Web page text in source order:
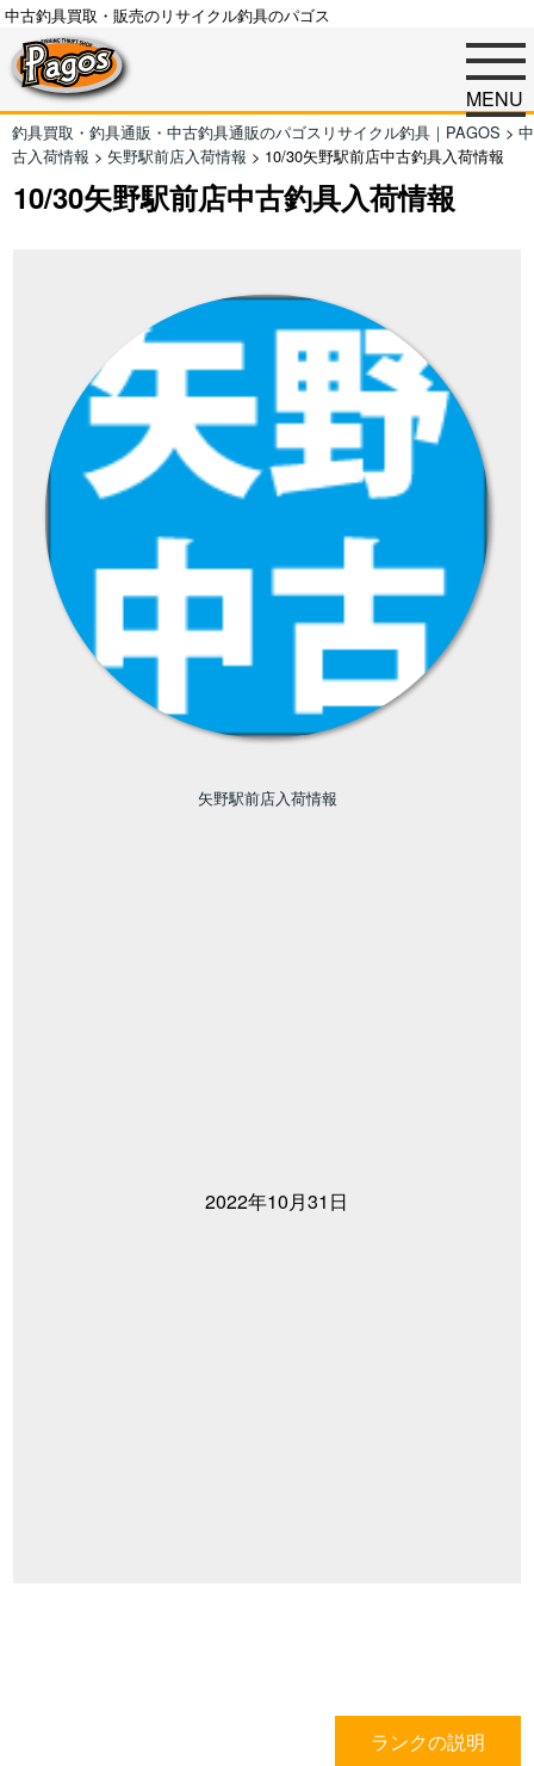
中古釣具買取・販売のリサイクル釣具のパゴス
MENU
釣具買取・釣具通販・中古釣具通販のパゴスリサイクル釣具｜PAGOS > 中
古入荷情報 > 矢野駅前店入荷情報 > 10/30矢野駅前店中古釣具入荷情報
10/30矢野駅前店中古釣具入荷情報
矢野駅前店入荷情報
2022年10月31日
ランクの説明